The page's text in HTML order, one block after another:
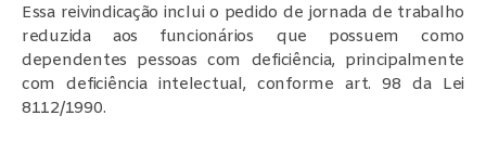
Essa reivindicação inclui o pedido de jornada de trabalho
reduzida aos funcionários que possuem como
dependentes pessoas com deficiência, principalmente
com deficiência intelectual, conforme art. 98 da Lei
8112/1990.